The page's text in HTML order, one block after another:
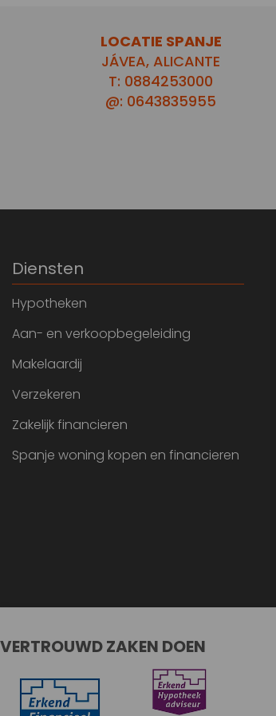
LOCATIE SPANJE
JÁVEA, ALICANTE
T: 0884253000
@: 0643835955
Diensten
Hypotheken
Aan- en verkoopbegeleiding
Makelaardij
Verzekeren
Zakelijk financieren
Spanje woning kopen en financieren
VERTROUWD ZAKEN DOEN